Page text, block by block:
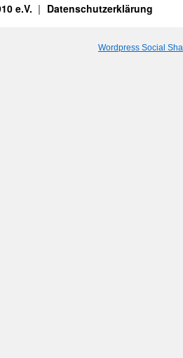
e.V. Datenschutzerklärung
Wordpress Social